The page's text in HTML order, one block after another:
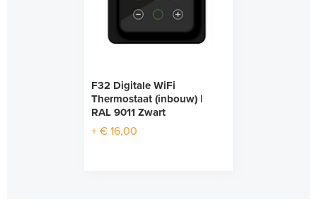
F32 Digitale WiFi
Thermostaat (inbouw) |
RAL 9011 Zwart
+ € 16,00